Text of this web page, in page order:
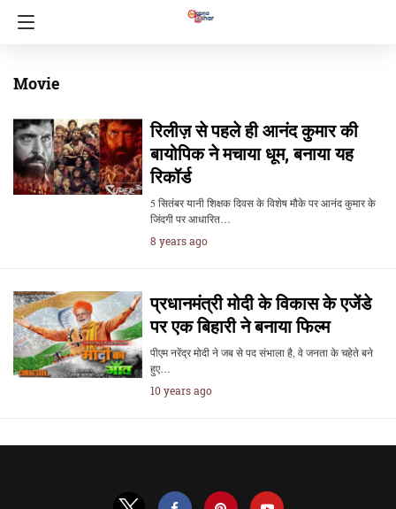
Movie
रिलीज़ से पहले ही आनंद कुमार की
बायोपिक ने मचाया धूम, बनाया यह
रिकॉर्ड
5 सितंबर यानी शिक्षक दिवस के विशेष मौके पर आनंद कुमार के
जिंदगी पर आधारित…
8 years ago
प्रधानमंत्री मोदी के विकास के एजेंडे
पर एक बिहारी ने बनाया फिल्म
​पीएम नरेंद्र मोदी ने जब से पद संभाला है, वे जनता के चहेते बने
हुए…
10 years ago